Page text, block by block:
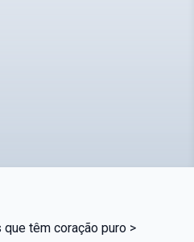
têm coração puro >